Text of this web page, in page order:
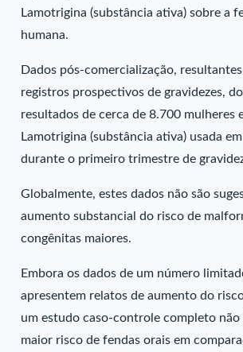
Lamotrigina (substância ativa) sobre a
humana.
Dados pós-comercialização,
registros prospectivos de gravidezes,
resultados de cerca de 8.700 mulheres
Lamotrigina (substância ativa) usada
durante o primeiro trimestre de
Globalmente, estes dados não são
aumento substancial do risco de
congênitas maiores.
Embora os dados de um número
apresentem relatos de aumento do
um estudo caso-controle completo
maior risco de fendas orais em